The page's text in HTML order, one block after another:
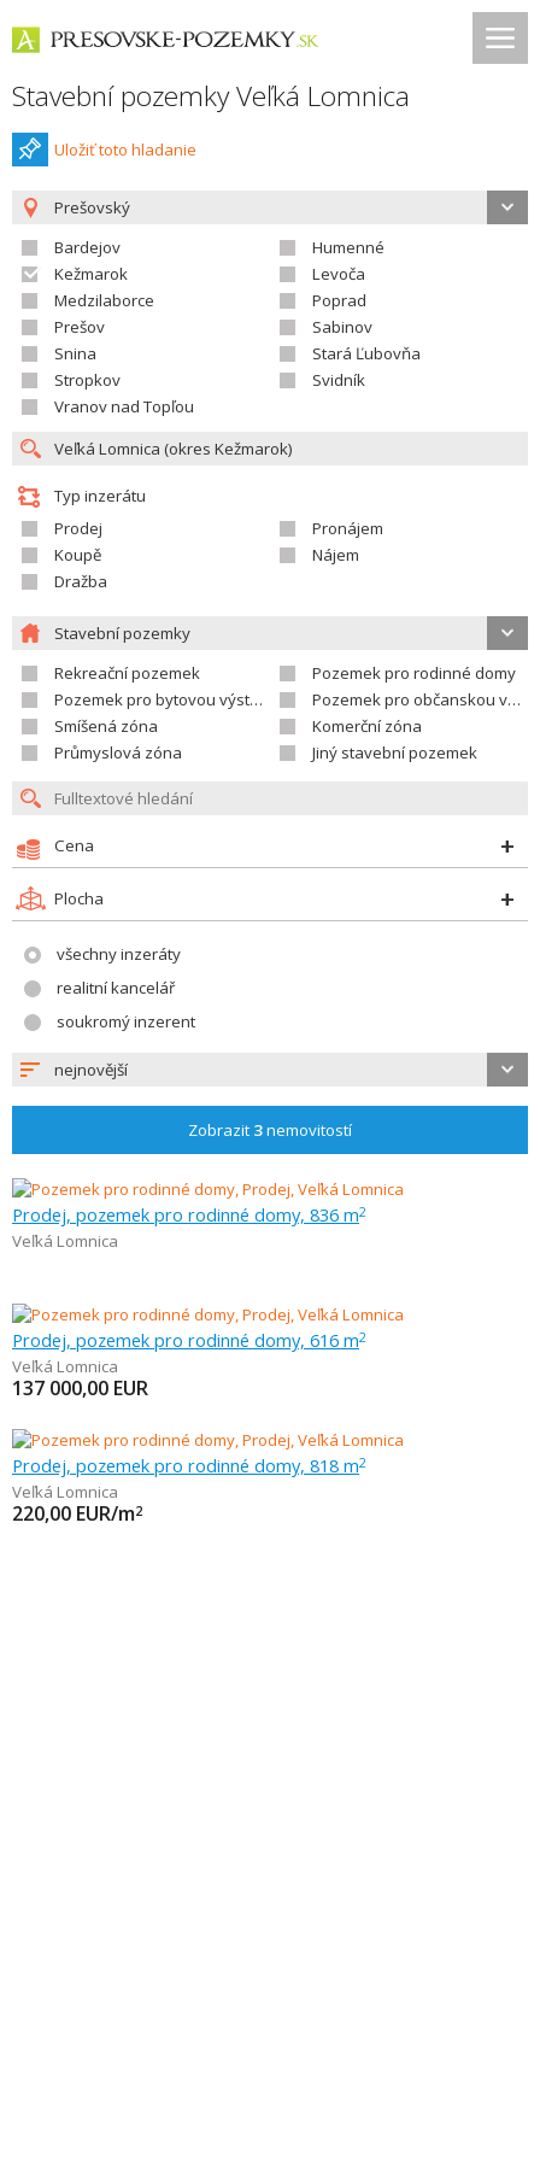
Stavební pozemky Veľká Lomnica
Uložiť toto hladanie
Prešovský
Bardejov
Humenné
Kežmarok
Levoča
Medzilaborce
Poprad
Prešov
Sabinov
Snina
Stará Ľubovňa
Stropkov
Svidník
Vranov nad Topľou
Typ inzerátu
Prodej
Pronájem
Koupě
Nájem
Dražba
Stavební pozemky
Rekreační pozemek
Pozemek pro rodinné domy
Pozemek pro bytovou výstavbu
Pozemek pro občanskou vybavenost
Smíšená zóna
Komerční zóna
Průmyslová zóna
Jiný stavební pozemek
Cena
Plocha
všechny inzeráty
realitní kancelář
soukromý inzerent
nejnovější
Zobrazit 3nemovitostí
Prodej, pozemek pro rodinné domy, 836 m2
Veľká Lomnica
Prodej, pozemek pro rodinné domy, 616 m2
Veľká Lomnica
137 000,00 EUR
Prodej, pozemek pro rodinné domy, 818 m2
Veľká Lomnica
220,00 EUR/m2